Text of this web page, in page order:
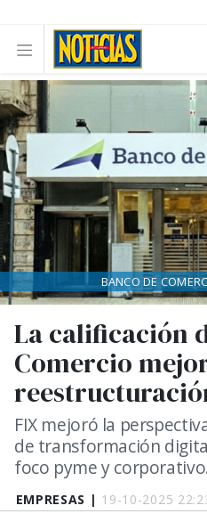
EMPRESAS | 19-10-2025
La calificación
Comercio
FIX mejoró la
de transformación
foco pyme y corporativo.
BANCO DE